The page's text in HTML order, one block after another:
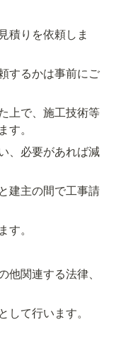
積りを依頼しま
するかは事前にご
上で、施工技術等
。
、必要があれば減
建主の間で工事請
。
関連する法律、
て行います。